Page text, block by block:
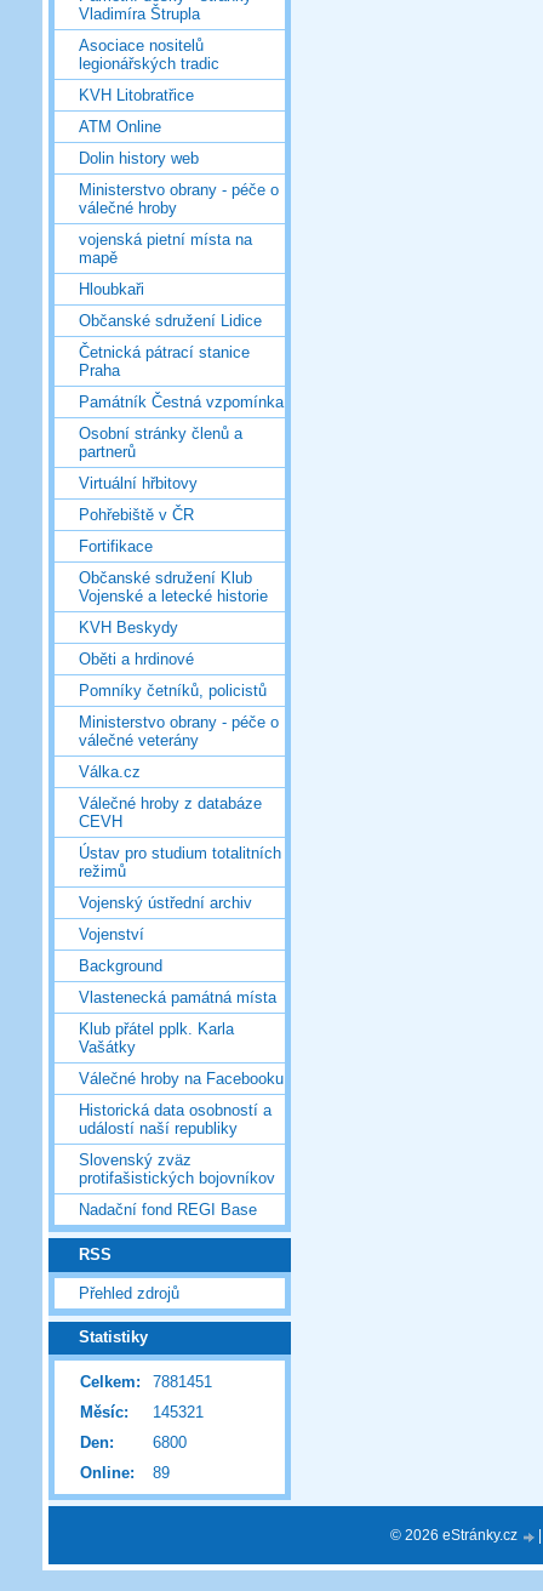
Vladimíra Štrupla
Asociace nositelů
legionářských tradic
KVH Litobratřice
ATM Online
Dolin history web
Ministerstvo obrany - péče o
válečné hroby
vojenská pietní místa na
mapě
Hloubkaři
Občanské sdružení Lidice
Četnická pátrací stanice
Praha
Památník Čestná vzpomínka
Osobní stránky členů a
partnerů
Virtuální hřbitovy
Pohřebiště v ČR
Fortifikace
Občanské sdružení Klub
Vojenské a letecké historie
KVH Beskydy
Oběti a hrdinové
Pomníky četníků, policistů
Ministerstvo obrany - péče o
válečné veterány
Válka.cz
Válečné hroby z databáze
CEVH
Ústav pro studium totalitních
režimů
Vojenský ústřední archiv
Vojenství
Background
Vlastenecká památná místa
Klub přátel pplk. Karla
Vašátky
Válečné hroby na Facebooku
Historická data osobností a
událostí naší republiky
Slovenský zväz
protifašistických bojovníkov
Nadační fond REGI Base
RSS
Přehled zdrojů
Statistiky
Online: 89
Celkem:
7881451
Měsíc:
145321
Den:
6800
© 2026 eStránky.cz